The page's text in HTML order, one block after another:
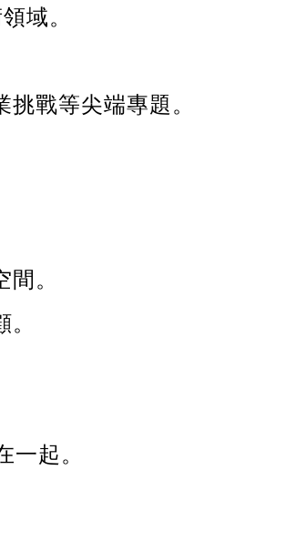
域。
戰等尖端專題。
。
起。